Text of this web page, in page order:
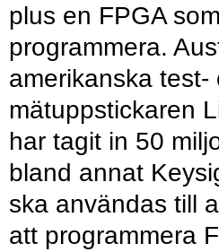
plus en FPGA
programmera.
amerikanska test-
mätuppstickaren
har tagit in 50
bland annat
ska användas till
att programmera